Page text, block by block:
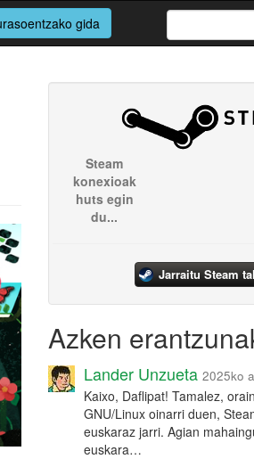
gida
Steam
konexioak
huts egin
du...
Jarraitu Steam
Azken
Lander Unzueta 2025ko
Kaixo, Daflipat! Tamalez,
GNU/Linux oinarri duen,
euskaraz jarri. Agian
euskara…